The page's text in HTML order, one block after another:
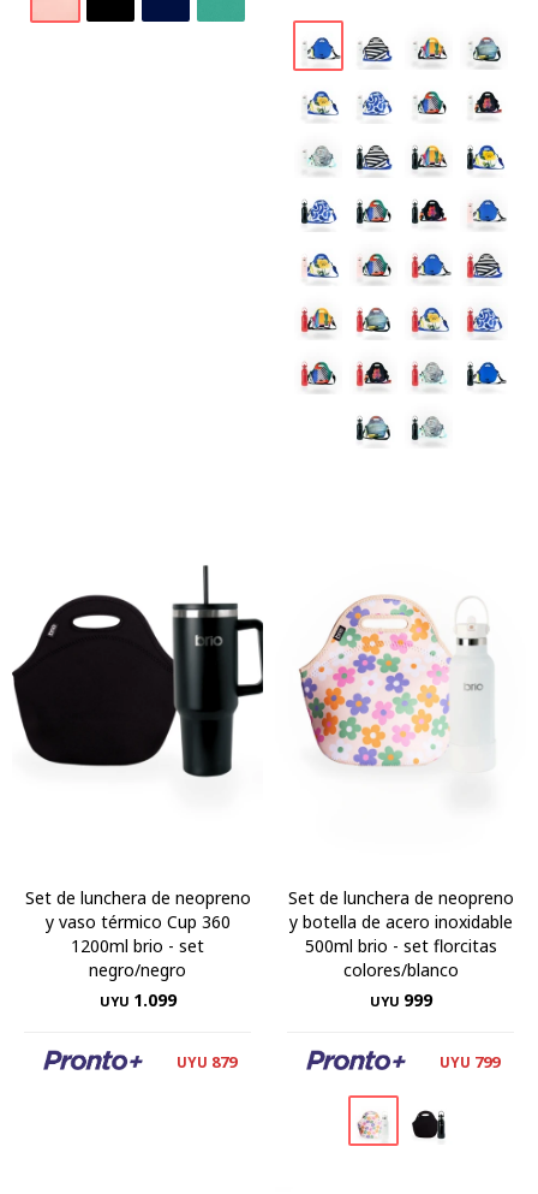
Set de lunchera de neopreno
y vaso térmico Cup 360
1200ml brio - set
negro/negro
UYU 1.099
UYU 879
Set de lunchera de neopreno
y botella de acero inoxidable
500ml brio - set florcitas
colores/blanco
UYU 999
UYU 799